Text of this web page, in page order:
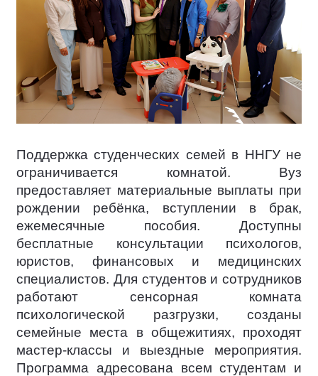
Поддержка студенческих семей в ННГУ не
ограничивается комнатой. Вуз
предоставляет материальные выплаты при
рождении ребёнка, вступлении в брак,
ежемесячные пособия. Доступны
бесплатные консультации психологов,
юристов, финансовых и медицинских
специалистов. Для студентов и сотрудников
работают сенсорная комната
психологической разгрузки, созданы
семейные места в общежитиях, проходят
мастер-классы и выездные мероприятия.
Программа адресована всем студентам и